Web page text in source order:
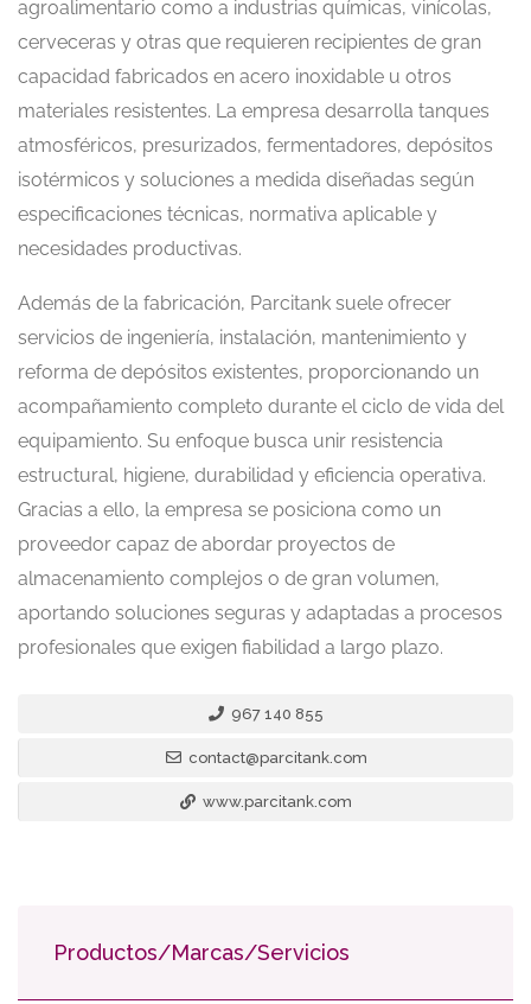
agroalimentario como a industrias químicas, vinícolas,
cerveceras y otras que requieren recipientes de gran
capacidad fabricados en acero inoxidable u otros
materiales resistentes. La empresa desarrolla tanques
atmosféricos, presurizados, fermentadores, depósitos
isotérmicos y soluciones a medida diseñadas según
especificaciones técnicas, normativa aplicable y
necesidades productivas.
Además de la fabricación, Parcitank suele ofrecer
servicios de ingeniería, instalación, mantenimiento y
reforma de depósitos existentes, proporcionando un
acompañamiento completo durante el ciclo de vida del
equipamiento. Su enfoque busca unir resistencia
estructural, higiene, durabilidad y eficiencia operativa.
Gracias a ello, la empresa se posiciona como un
proveedor capaz de abordar proyectos de
almacenamiento complejos o de gran volumen,
aportando soluciones seguras y adaptadas a procesos
profesionales que exigen fiabilidad a largo plazo.
967 140 855
contact@parcitank.com
www.parcitank.com
Productos/Marcas/Servicios